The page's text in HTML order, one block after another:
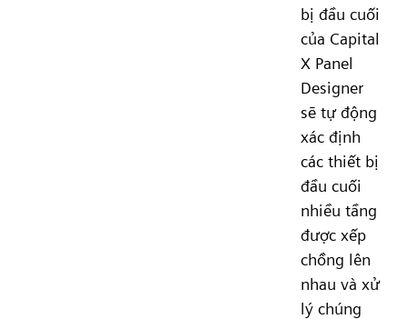
bị đầu cuối
của Capital
X Panel
Designer
sẽ tự động
xác định
các thiết bị
đầu cuối
nhiều tầng
được xếp
chồng lên
nhau và xử
lý chúng